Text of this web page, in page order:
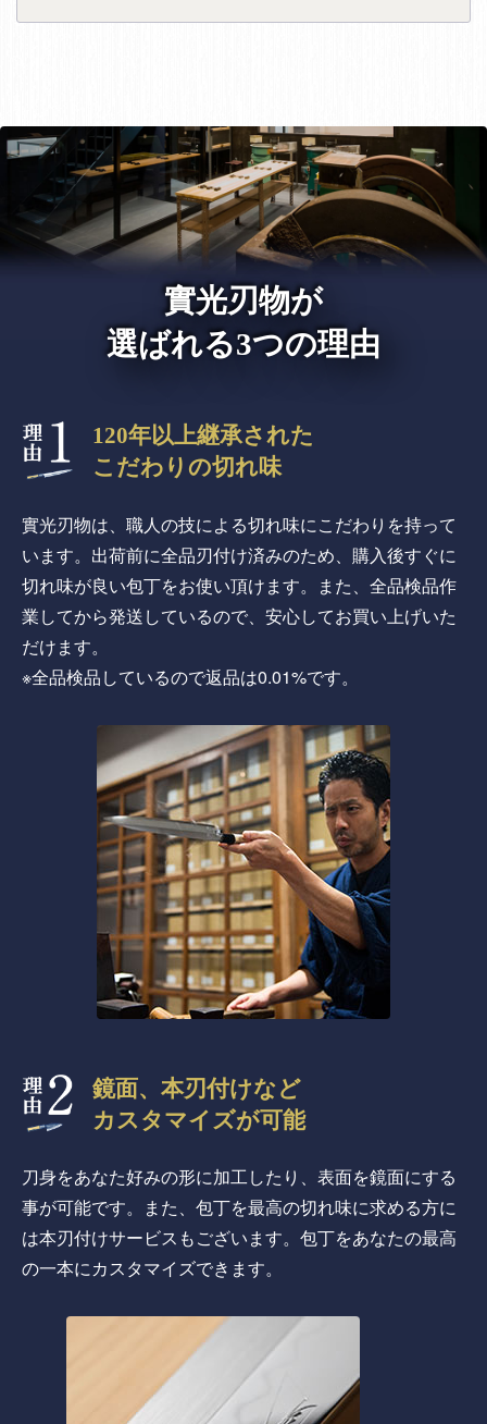
實光刃物が
選ばれる3つの理由
120年以上継承された
こだわりの切れ味
實光刃物は、職人の技による切れ味にこだわりを持って
います。出荷前に全品刃付け済みのため、購入後すぐに
切れ味が良い包丁をお使い頂けます。また、全品検品作
業してから発送しているので、安心してお買い上げいた
だけます。
※全品検品しているので返品は0.01%です。
鏡面、本刃付けなど
カスタマイズが可能
刀身をあなた好みの形に加工したり、表面を鏡面にする
事が可能です。また、包丁を最高の切れ味に求める方に
は本刃付けサービスもございます。包丁をあなたの最高
の一本にカスタマイズできます。